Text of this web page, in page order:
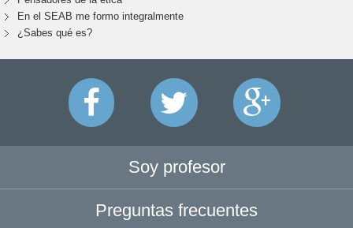
En el SEAB me formo integralmente
¿Sabes qué es?
Soy profesor
Preguntas frecuentes